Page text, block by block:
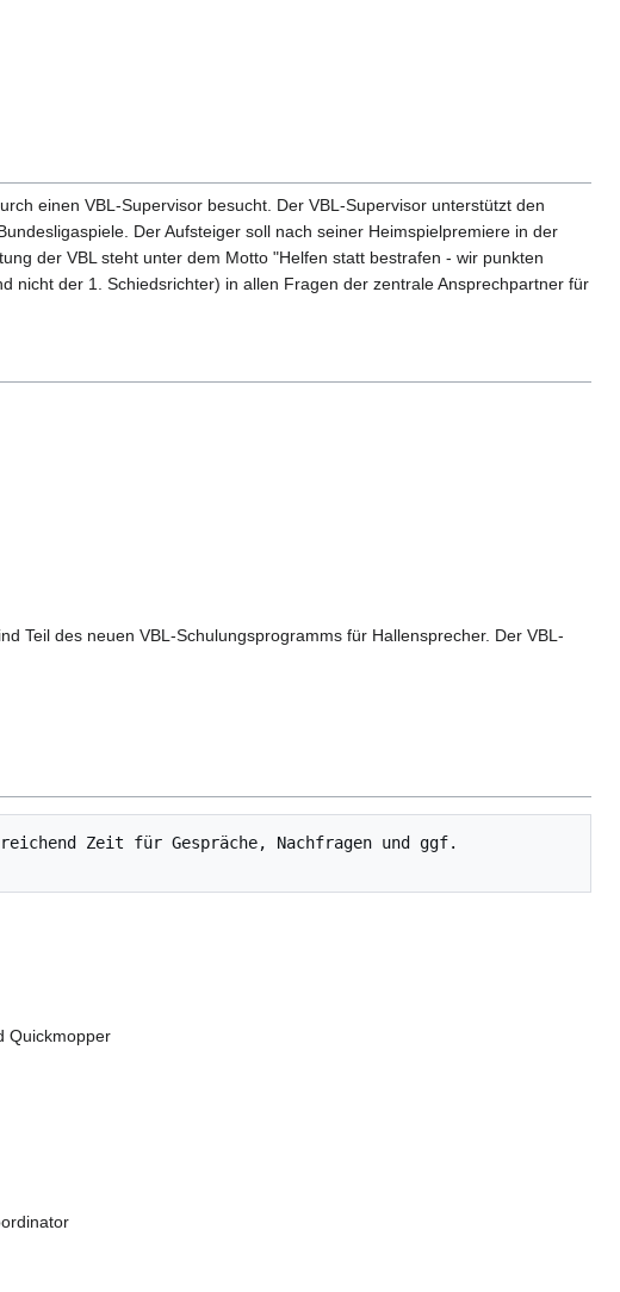
einen VBL-Supervisor besucht. Der VBL-Supervisor unterstützt den
Der Aufsteiger soll nach seiner Heimspielpremiere in der
der VBL steht unter dem Motto "Helfen statt bestrafen - wir punkten
nicht der 1. Schiedsrichter) in allen Fragen der zentrale Ansprechpartner für
Teil des neuen VBL-Schulungsprogramms für Hallensprecher. Der VBL-
Zeit für Gespräche, Nachfragen und ggf.
Quickmopper